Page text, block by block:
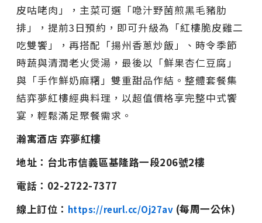
皮咕咾肉」，主菜可選「喼汁野菌煎黑毛豬肋
排」，提前3日預約，即可升級為「紅樓脆皮雞二
吃雙饗」，再搭配「揚州香蔥炒飯」、時令季節
時蔬與清潤老火煲湯，最後以「鮮果杏仁豆腐」
與「手作鮮奶麻糬」雙重甜品作結。整體套餐集
結弈夢紅樓經典料理，以超值價格享完整中式饗
宴，輕鬆滿足聚餐需求。
瀚寓酒店 弈夢紅樓
地址：台北市信義區基隆路一段206號2樓
電話：02-2722-7377
線上訂位： https://reurl.cc/Oj27av (每周一公休)